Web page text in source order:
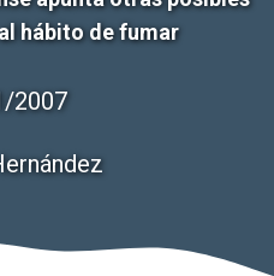
hábito de fumar
2007